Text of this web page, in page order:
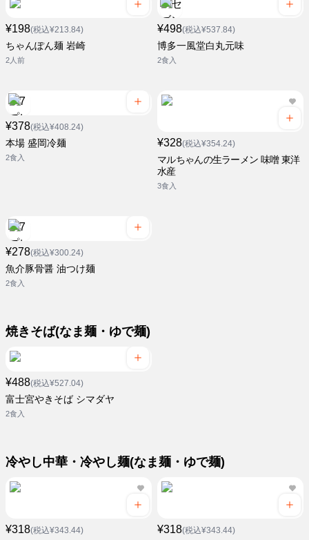
¥198(税込¥213.84)
ちゃんぽん麺 岩崎
2人前
¥498(税込¥537.84)
博多一風堂白丸元味
2食入
¥378(税込¥408.24)
本場 盛岡冷麺
2食入
¥328(税込¥354.24)
マルちゃんの生ラーメン 味噌 東洋
水産
3食入
¥278(税込¥300.24)
魚介豚骨醤 油つけ麺
2食入
焼きそば(なま麺・ゆで麺)
¥488(税込¥527.04)
富士宮やきそば シマダヤ
2食入
冷やし中華・冷やし麺(なま麺・ゆで麺)
¥318(税込¥343.44) ¥318(税込¥343.44)